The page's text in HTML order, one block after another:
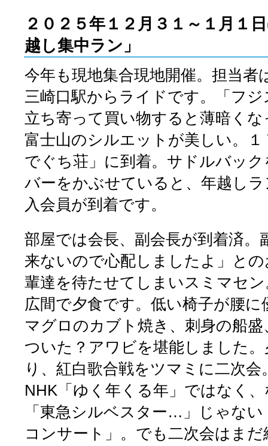
２０２５年１２月３１～１月１
越し集中ラン」
今年も現地集合現地開催。担当者
三崎口駅からライドです。「フ
立ち寄って買い物すると薄暗く
富士山のシルエットが美しい。
でぐち荘」に到着。サドルバッ
バーをかぶせていると、年越し
入会員が到着です。
部屋では会長、副会長が到着済。
来ないので心配しましたよ」と
輩達を待たせてしまいスミマセ
広間で夕食です。低い椅子が腰
マグロのカブト焼き、刺身の船
ついた？アワビを堪能しました
り、紅白歌合戦をツマミに二次
NHK「ゆく年くる年」ではなく
「東急シルベスター…」じゃな
コンサート」。でも二次会はま